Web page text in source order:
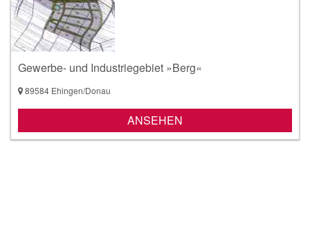
Gewerbe- und Industriegebiet »Berg«
89584 Ehingen/Donau
ANSEHEN